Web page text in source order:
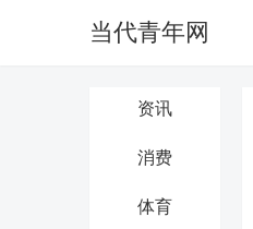
当代青年网
资讯
消费
体育